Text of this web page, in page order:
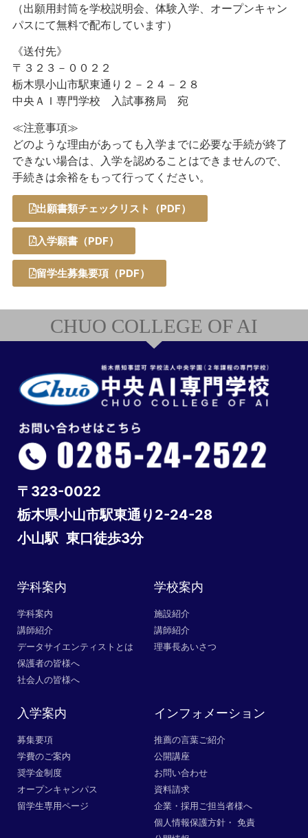
（出願用封筒を学校説明会、体験入学、オープンキャン
パスにて無料で配布しています）
《送付先》
〒３２３－００２２
栃木県小山市駅東通り２－２４－２８
中央ＡＩ専門学校 入試事務局 宛
≪注意事項≫
どのような理由があっても入学までに必要な手続が終了
できない場合は、入学を認めることはできませんので、
手続きは余裕をもって行ってください。
出願書類チェックリスト（PDF）
入学願書（PDF）
留学生募集要項（PDF）
CHUO COLLEGE OF AI
〒323-0022
栃木県小山市駅東通り2-24-28
小山駅 東口徒歩3分
学科案内
学科案内
講師紹介
データサイエンティストとは
保護者の皆様へ
社会人の皆様へ
学校案内
施設紹介
講師紹介
理事長あいさつ
入学案内
募集要項
学費のご案内
奨学金制度
オープンキャンパス
留学生専用ページ
インフォメーション
推薦の言葉ご紹介
公開講座
お問い合わせ
資料請求
企業・採用ご担当者様へ
個人情報保護方針・ 免責